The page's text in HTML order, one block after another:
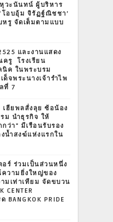
วะนันทน์ ผู้บริหาร
โอบอุ้ม จิรัฏฐ์ณิชชา’
หรู จัดเต็มตามแบบ
และงานแสดง
รู โรงเรียน
นิค ในพระบรม
จพระนางเจ้ารำไพ
ที่ 7
เฮียพลสั่งลุย ซ้อน้อง
ม นำธุรกิจ ให้
ว่า" มีเรือนรับรอง
น้ำสงฆ์แห่งแรกใน
อร์ ร่วมเป็นส่วนหนึ่ง
วามยิ่งใหญ่ของ
มเท่าเทียม จัดขบวน
CENTER
BANGKOK PRIDE